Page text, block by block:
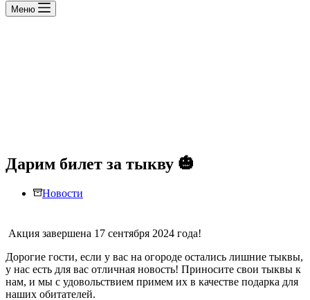
Меню
Дарим билет за тыкву 🎃
Новости
Акция завершена 17 сентября 2024 года!
Дорогие гости, если у вас на огороде остались лишние тыквы,
у нас есть для вас отличная новость! Приносите свои тыквы к
нам, и мы с удовольствием примем их в качестве подарка для
наших обитателей.